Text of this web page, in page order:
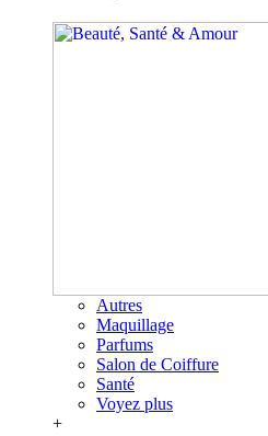
Autres
Maquillage
Parfums
Salon de Coiffure
Santé
Voyez plus
+